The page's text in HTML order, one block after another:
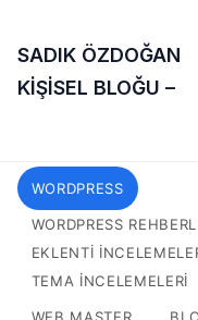
SADIK ÖZDOĞAN
KİŞİSEL BLOĞU –
WORDPRESS
WORDPRESS
EKLENTI
TEMA INCELEMELERI